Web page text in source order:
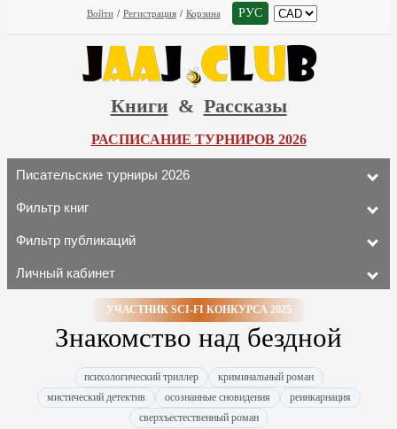
Войти / Регистрация / Корзина РУС
Книги & Рассказы
РАСПИСАНИЕ ТУРНИРОВ 2026
Писательские турниры 2026
Фильтр книг
Фильтр публикаций
Личный кабинет
УЧАСТНИК SCI-FI КОНКУРСА 2025
Знакомство над бездной
психологический триллер
криминальный роман
мистический детектив
осознанные сновидения
реинкарнация
сверхъестественный роман